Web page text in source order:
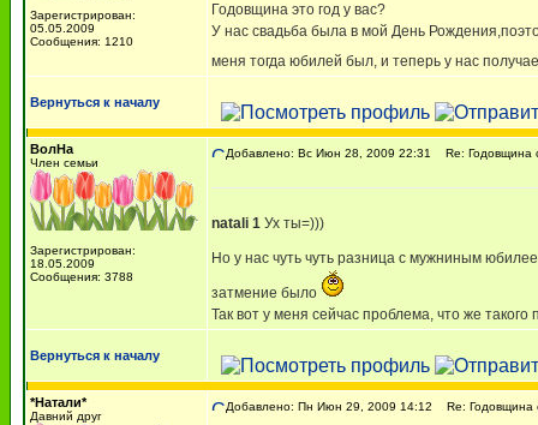
Зарегистрирован:
05.05.2009
Сообщения: 1210
Годовщина это год у вас?
У нас свадьба была в мой День
меня тогда юбилей был, и теперь у нас
Вернуться к началу
ВолНа
Член семьи
Зарегистрирован:
18.05.2009
Сообщения: 3788
Добавлено: Вс Июн 28, 2009 22:31 Re: Годовщина
natali 1 Ух ты=)))
Но у нас чуть чуть разница с мужниным
затмение было
Так вот у меня сейчас проблема, что же
Вернуться к началу
*Натали*
Давний друг
Добавлено: Пн Июн 29, 2009 14:12 Re: Годовщина